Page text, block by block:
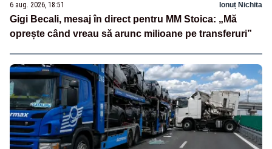
6 aug. 2026, 18:51 Ionuț Nichita
Gigi Becali, mesaj în direct pentru MM Stoica: „Mă
oprește când vreau să arunc milioane pe transferuri”